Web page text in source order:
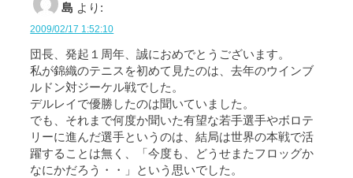
島 より:
2009/02/17 1:52:10
団長、発起１周年、誠におめでとうございます。
私が錦織のテニスを初めて見たのは、去年のウインブ
ルドン対ジーケル戦でした。
デルレイで優勝したのは聞いていました。
でも、それまで何度か聞いた有望な若手選手やボロテ
リーに進んだ選手というのは、結局は世界の本戦で活
躍することは無く、「今度も、どうせまたフロッグか
なにかだろう・・」という思いでした。